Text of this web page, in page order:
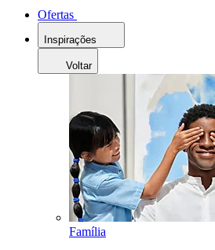
Ofertas
Inspirações
Voltar
Família